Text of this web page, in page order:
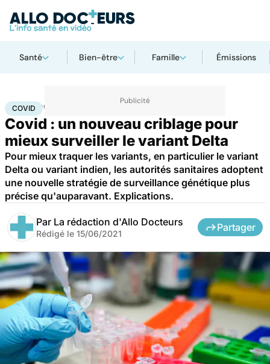
Santé Bien-être Famille Émissions
Accueil Santé
COVID
Covid : un nouveau criblage pour
mieux surveiller le variant Delta
Pour mieux traquer les variants, en particulier le variant
Delta ou variant indien, les autorités sanitaires adoptent
une nouvelle stratégie de surveillance génétique plus
précise qu'auparavant. Explications.
Par La rédaction d'Allo Docteurs
Rédigé le 15/06/2021
Partager